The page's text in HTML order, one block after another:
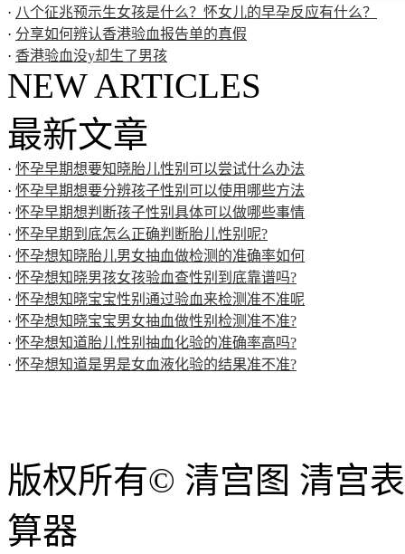
· 八个征兆预示生女孩是什么？怀女儿的早孕反应有什么？
· 分享如何辨认香港验血报告单的真假
· 香港验血没y却生了男孩
NEW ARTICLES
最新文章
· 怀孕早期想要知晓胎儿性别可以尝试什么办法
· 怀孕早期想要分辨孩子性别可以使用哪些方法
· 怀孕早期想判断孩子性别具体可以做哪些事情
· 怀孕早期到底怎么正确判断胎儿性别呢?
· 怀孕想知晓胎儿男女抽血做检测的准确率如何
· 怀孕想知晓男孩女孩验血查性别到底靠谱吗?
· 怀孕想知晓宝宝性别通过验血来检测准不准呢
· 怀孕想知晓宝宝男女抽血做性别检测准不准?
· 怀孕想知道胎儿性别抽血化验的准确率高吗?
· 怀孕想知道是男是女血液化验的结果准不准?
版权所有© 清宫图 清宫
算器